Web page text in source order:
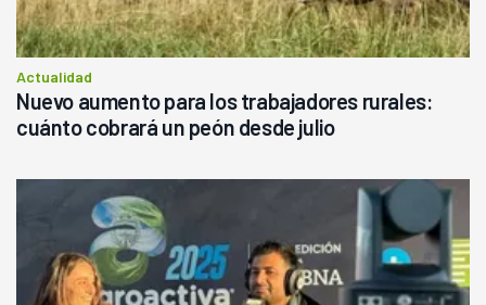
Actualidad
Nuevo aumento para los trabajadores rurales:
cuánto cobrará un peón desde julio